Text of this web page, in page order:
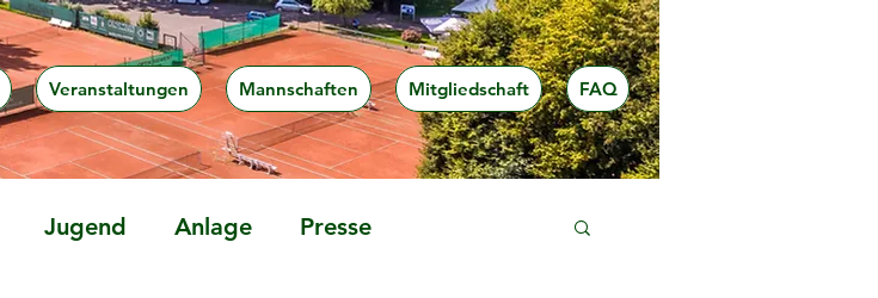
Veranstaltungen Mannschaften Mitgliedschaft FAQ
Jugend Anlage Presse